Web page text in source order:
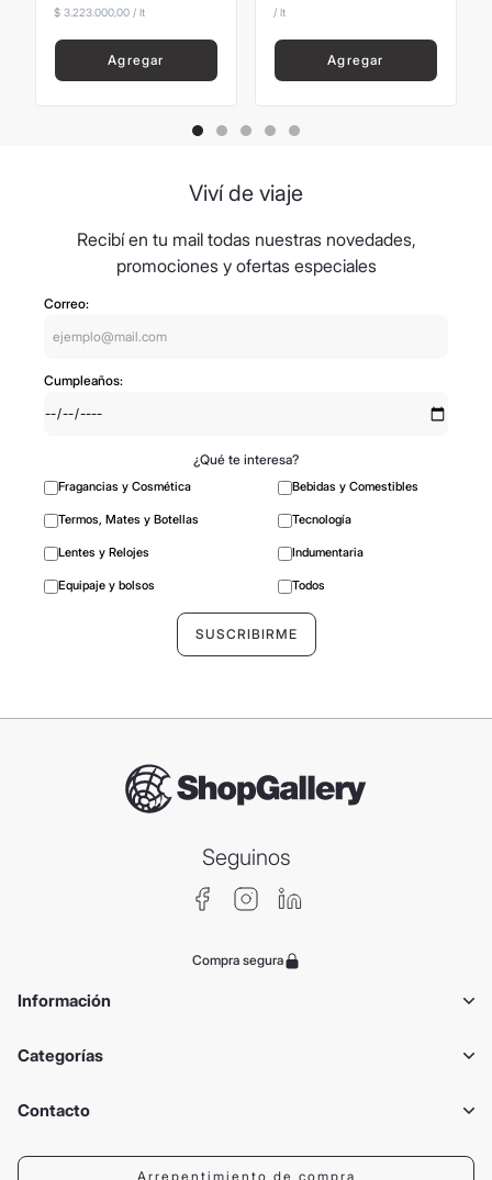
$ 3.223.000,00 / lt
Agregar
/ lt
Agregar
Viví de viaje
Recibí en tu mail todas nuestras novedades,
promociones y ofertas especiales
Correo:
Cumpleaños:
¿Qué te interesa?
Fragancias y Cosmética Bebidas y Comestibles
Termos, Mates y Botellas Tecnología
Lentes y Relojes Indumentaria
Equipaje y bolsos Todos
Seguinos
Compra segura
Información
Categorías
Contacto
Arrepentimiento de compra